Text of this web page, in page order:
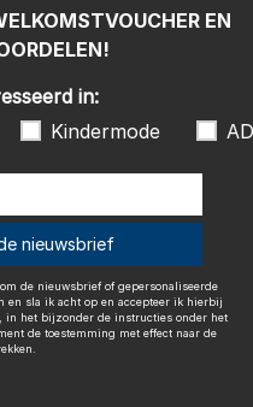
Aanmelden
eens om de nieuwsbrief of
GmbH te ontvangen en
de instructies en uitleg in de
onder het item
met
EN
in:
Kindermode
nieuwsbrief
de nieuwsbrief of gepersonaliseerde
en sla ik acht op en accepteer ik hierbij
in het bijzonder de instructies onder het
de toestemming met effect naar de